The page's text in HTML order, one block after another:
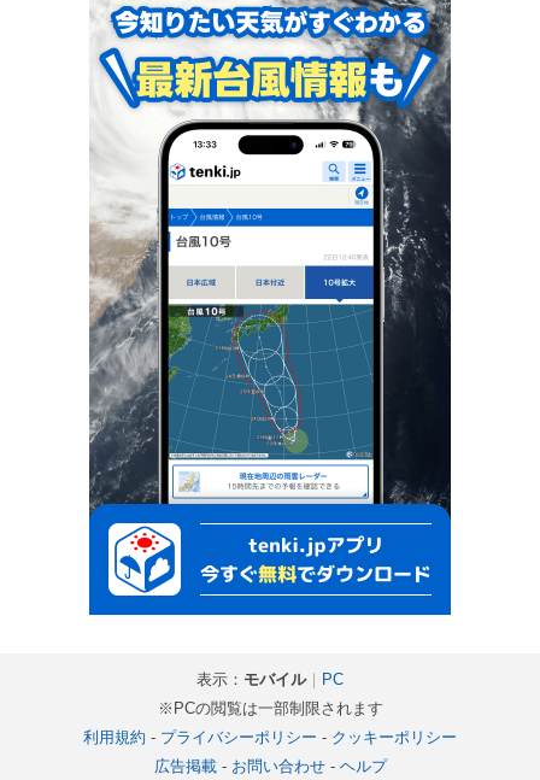
表示： モバイル｜ PC
※PCの閲覧は一部制限されます
利用規約 - プライバシーポリシー - クッキーポリシー
広告掲載- お問い合わせ- ヘルプ